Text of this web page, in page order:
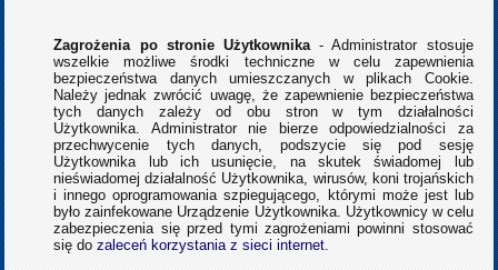
Zagrożenia po stronie Użytkownika- Administrator stosuje
wszelkie możliwe środki techniczne w celu zapewnienia
bezpieczeństwa danych umieszczanych w plikach Cookie.
Należy jednak zwrócić uwagę, że zapewnienie bezpieczeństwa
tych danych zależy od obu stron w tym działalności
Użytkownika. Administrator nie bierze odpowiedzialności za
przechwycenie tych danych, podszycie się pod sesję
Użytkownika lub ich usunięcie, na skutek świadomej lub
nieświadomej działalność Użytkownika, wirusów, koni trojańskich
i innego oprogramowania szpiegującego, którymi może jest lub
było zainfekowane Urządzenie Użytkownika. Użytkownicy w celu
zabezpieczenia się przed tymi zagrożeniami powinni stosować
się dozaleceń korzystania z sieci internet